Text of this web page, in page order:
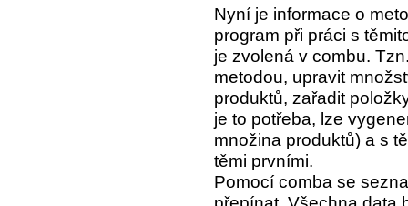
Nyní je informace o
program při práci s
je zvolená v combu.
metodou, upravit
produktů, zařadit
je to potřeba, lze
množina produktů) a s
těmi prvními.
Pomocí comba se